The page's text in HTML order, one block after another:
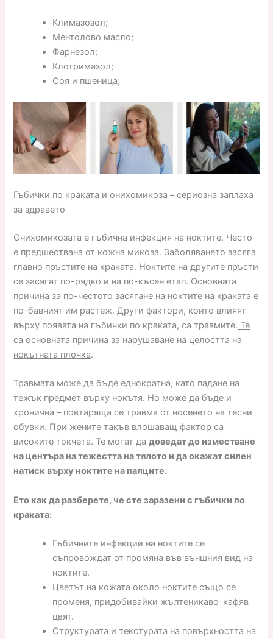
Климазозол;
Ментолово масло;
Фарнезол;
Клотримазол;
Соя и пшеница;
Гъбички по краката и онихомикоза – сериозна заплаха
за здравето
Онихомикозата е гъбична инфекция на ноктите. Често
е предшествана от кожна микоза. Заболяването засяга
главно пръстите на краката. Ноктите на другите пръсти
се засягат по-рядко и на по-късен етап. Основната
причина за по-честото засягане на ноктите на краката е
по-бавният им растеж. Други фактори, които влияят
върху появата на гъбички по краката, са травмите. Те
са основната причина за нарушаване на целостта на
нокътната плочка.
Травмата може да бъде еднократна, като падане на
тежък предмет върху нокътя. Но може да бъде и
хронична – повтаряща се травма от носенето на тесни
обувки. При жените такъв влошаващ фактор са
високите токчета. Те могат дадоведат до изместване
на центъра на тежестта на тялото и да окажат силен
натиск върху ноктите на палците.
Ето как да разберете, че сте заразени с гъбички по
краката:
Гъбичните инфекции на ноктите се
съпровождат от промяна във външния вид на
ноктите.
Цветът на кожата около ноктите също се
променя, придобивайки жълтеникаво-кафяв
цвят.
Структурата и текстурата на повърхността на